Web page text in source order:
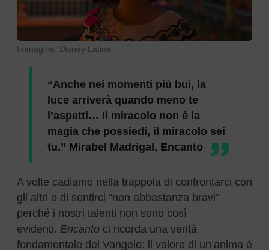
Immagine: Disney Latina
“Anche nei momenti più bui, la
luce arriverà quando meno te
l’aspetti… Il miracolo non è la
magia che possiedi, il miracolo sei
tu.” Mirabel Madrigal, Encanto
A volte cadiamo nella trappola di confrontarci con
gli altri o di sentirci “non abbastanza bravi”
perché i nostri talenti non sono così
evidenti. Encanto ci ricorda una verità
fondamentale del Vangelo: il valore di un’anima è